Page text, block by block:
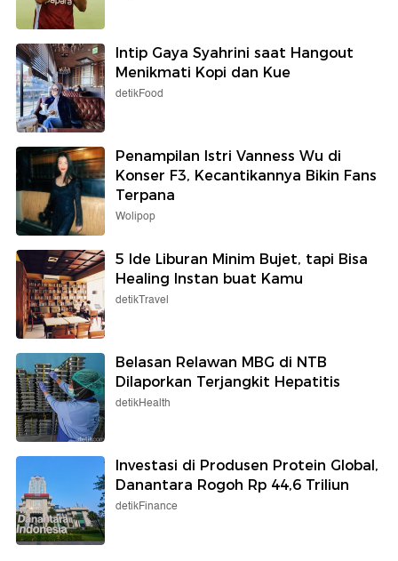
Intip Gaya Syahrini saat Hangout
Menikmati Kopi dan Kue
detikFood
Penampilan Istri Vanness Wu di
Konser F3, Kecantikannya Bikin Fans
Terpana
Wolipop
5 Ide Liburan Minim Bujet, tapi Bisa
Healing Instan buat Kamu
detikTravel
Belasan Relawan MBG di NTB
Dilaporkan Terjangkit Hepatitis
detikHealth
Investasi di Produsen Protein Global,
Danantara Rogoh Rp 44,6 Triliun
detikFinance